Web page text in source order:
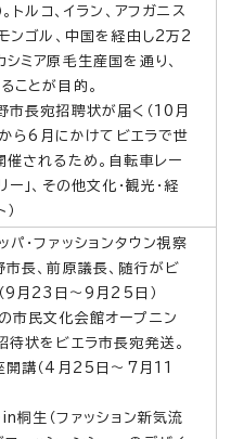
トルコ、イラン、アフガニス
ンゴル、中国を経由し2万2
ミア原毛生産国を通り、
ことが目的。
市長宛招聘状が届く（10月
ら6月にかけてビエラで世
催されるため。自転車レー
ー」、その他文化・観光・経
・ファッションタウン視察
長、前原議長、随行がビ
9月23日〜9月25日）
市民文化会館オープニン
待状をビエラ市長宛発送。
開講（4月25日〜7月11
桐生（ファッション新気流